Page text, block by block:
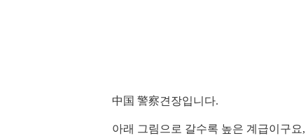
中国 警察견장입니다.
아래 그림으로 갈수록 높은 계급이구요,